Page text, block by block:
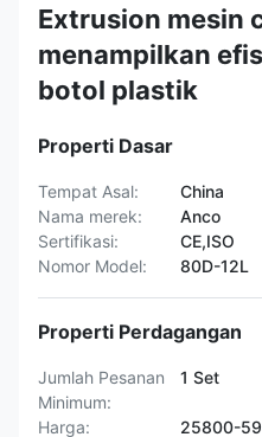
Extrusion mesin
menampilkan
botol plastik
Properti Dasar
Tempat Asal:
China
Nama merek:
Anco
Sertifikasi:
CE,ISO
Nomor Model:
80D-12L
Properti Perdagangan
Jumlah Pesanan
Minimum:
1 Set
Harga:
25800-